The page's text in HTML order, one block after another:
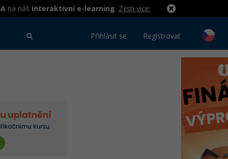
na náš interaktivní e-learning. Zjisti více:
Přihlásit se Registrovat